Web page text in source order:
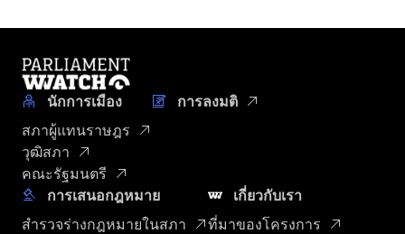
นักการเมือง
สภาผู้แทนราษฎร
วุฒิสภา
คณะรัฐมนตรี
การลงมติ
การเสนอกฎหมาย
สำรวจร่างกฎหมายในสภา
เกี่ยวกับเรา
ที่มาของโครงการ